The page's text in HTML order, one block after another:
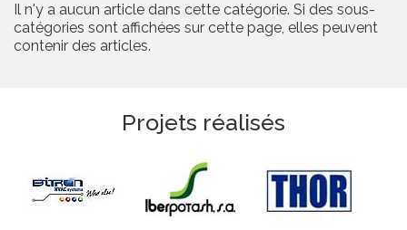
Il n'y a aucun article dans cette catégorie. Si des sous-
catégories sont affichées sur cette page, elles peuvent
contenir des articles.
Projets réalisés